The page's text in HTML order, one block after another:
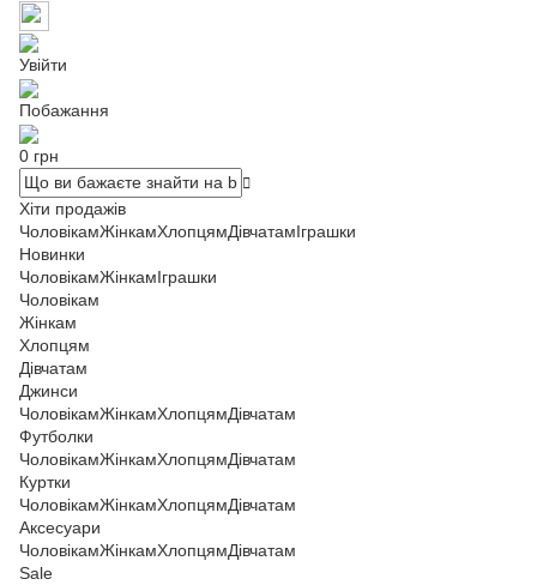
Увійти
Побажання
0 грн
Хіти продажів
ЧоловікамЖінкамХлопцямДівчатамІграшки
Новинки
ЧоловікамЖінкамІграшки
Чоловікам
Жінкам
Хлопцям
Дівчатам
Джинси
ЧоловікамЖінкамХлопцямДівчатам
Футболки
ЧоловікамЖінкамХлопцямДівчатам
Куртки
ЧоловікамЖінкамХлопцямДівчатам
Аксесуари
ЧоловікамЖінкамХлопцямДівчатам
Sale